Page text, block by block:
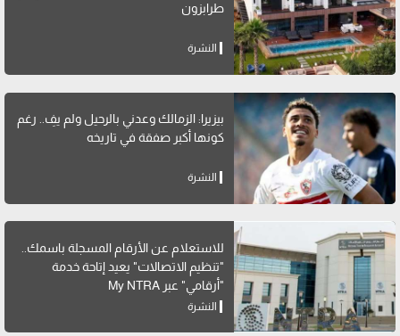
طرابزون
النشرة
بيزيرا: الزمالك وعدني بالرحيل ولم يفِ.. رغم
كونها أكبر صفقة في تاريخه
النشرة
للاستعلام عن الأرقام المسجلة باسمك..
"تنظيم الاتصالات" يعيد إتاحة خدمة
"أرقامي" عبر My NTRA
النشرة